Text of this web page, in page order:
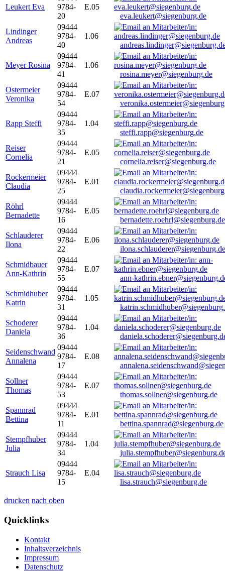
Leukert Eva
9784-
20
E.05
eva.leukert@siegenburg.de
Lindinger
Andreas
09444
9784-
40
1.06
Meyer Rosina
09444
9784-
41
1.06
rosina.meyer@siegenburg.de
Ostermeier
Veronika
09444
9784-
54
E.07
Rapp Steffi
09444
9784-
35
1.04
steffi.rapp@siegenburg.de
Reiser
Cornelia
09444
9784-
21
E.05
cornelia.reiser@siegenburg.de
Rockermeier
Claudia
09444
9784-
25
E.01
Röhrl
Bernadette
09444
9784-
16
E.05
bernadette.roehrl@siegenburg.de
Schlauderer
Ilona
09444
9784-
22
E.06
ilona.schlauderer@siegenburg.de
Schmidbauer
Ann-Kathrin
09444
9784-
55
E.07
ann-
Schmidhuber
Katrin
09444
9784-
31
1.05
Schoderer
Daniela
09444
9784-
36
1.04
Seidenschwand
Annalena
09444
9784-
17
E.08
Sollner
Thomas
09444
9784-
53
E.07
thomas.sollner@siegenburg.de
Spannrad
Bettina
09444
9784-
11
E.01
bettina.spannrad@siegenburg.de
Stempfhuber
Julia
09444
9784-
34
1.04
Strauch Lisa
09444
9784-
15
E.04
lisa.strauch@siegenburg.de
drucken nach oben
Quicklinks
Kontakt
Inhaltsverzeichnis
Impressum
Datenschutz